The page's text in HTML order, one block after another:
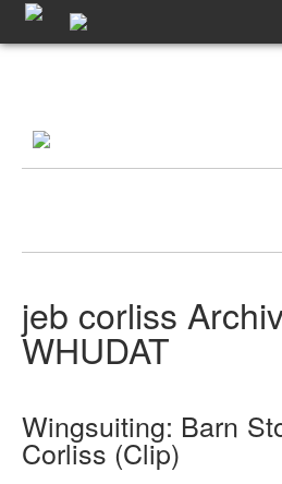
jeb corliss
WHUDAT
Wingsuiting: Barn
Corliss (Clip)